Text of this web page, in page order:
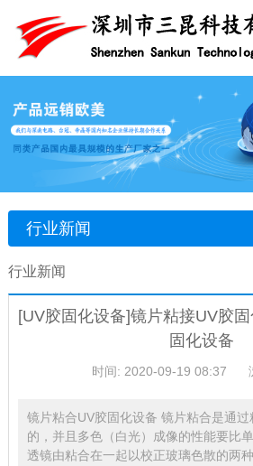
行业新闻
行业新闻
[UV胶固化设备]镜片粘接UV胶
固化设备
时间: 2020-09-19 08:37
镜片粘合UV胶固化设备 镜片粘合是通
的，并且多色（白光）成像的性能要比
透镜由粘合在一起以校正玻璃色散的两